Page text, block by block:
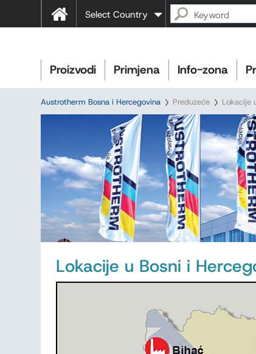
Select Country
Proizvodi Primjena Info-zona
Austrotherm Bosna i Hercegovina Preduzeće Lokacije
Lokacije u Bosni i